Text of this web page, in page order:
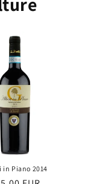
in Piano 2014